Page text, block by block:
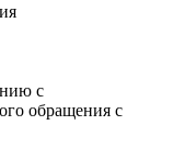
с
обращения с